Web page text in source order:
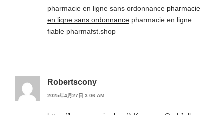
pharmacie en ligne sans ordonnance pharmacie
en ligne sans ordonnance pharmacie en ligne
fiable pharmafst.shop
Robertscony
2025年4月27日 3:06 AM